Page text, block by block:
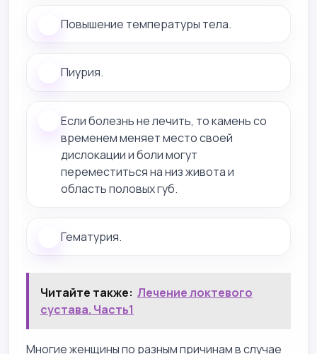
Повышение температуры тела.
Пиурия.
Если болезнь не лечить, то камень со
временем меняет место своей
дислокации и боли могут
переместиться на низ живота и
область половых губ.
Гематурия.
Читайте также: Лечение локтевого
сустава. Часть1
Многие женщины по разным причинам в случае